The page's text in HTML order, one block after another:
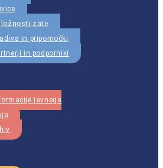
zate
in pripomočki
in podporniki
javnega